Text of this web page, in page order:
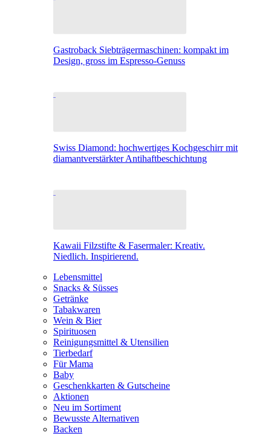
Gastroback Siebträgermaschinen: kompakt im
Design, gross im Espresso-Genuss
Swiss Diamond: hochwertiges Kochgeschirr mit
diamantverstärkter Antihaftbeschichtung
Kawaii Filzstifte & Fasermaler: Kreativ.
Niedlich. Inspirierend.
Lebensmittel
Snacks & Süsses
Getränke
Tabakwaren
Wein & Bier
Spirituosen
Reinigungsmittel & Utensilien
Tierbedarf
Für Mama
Baby
Geschenkkarten & Gutscheine
Aktionen
Neu im Sortiment
Bewusste Alternativen
Backen